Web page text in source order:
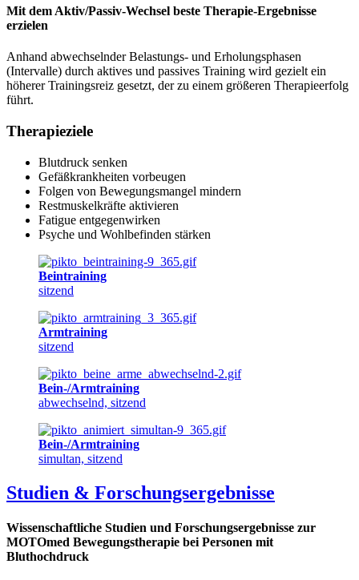
Mit dem Aktiv/Passiv-Wechsel beste Therapie-Ergebnisse
erzielen
Anhand abwechselnder Belastungs- und Erholungsphasen
(Intervalle) durch aktives und passives Training wird gezielt ein
höherer Trainingsreiz gesetzt, der zu einem größeren Therapieerfolg
führt.
Therapieziele
Blutdruck senken
Gefäßkrankheiten vorbeugen
Folgen von Bewegungsmangel mindern
Restmuskelkräfte aktivieren
Fatigue entgegenwirken
Psyche und Wohlbefinden stärken
Beintraining
sitzend
Armtraining
sitzend
Bein-/Armtraining
abwechselnd, sitzend
Bein-/Armtraining
simultan, sitzend
Studien & Forschungsergebnisse
Wissenschaftliche Studien und Forschungsergebnisse zur
MOTOmed Bewegungstherapie bei Personen mit
Bluthochdruck